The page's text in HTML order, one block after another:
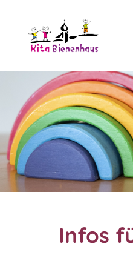
Infos